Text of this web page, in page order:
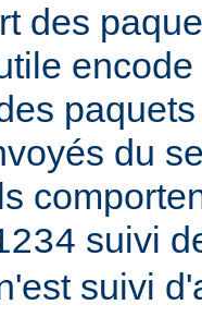
des
du
suivi
suivi